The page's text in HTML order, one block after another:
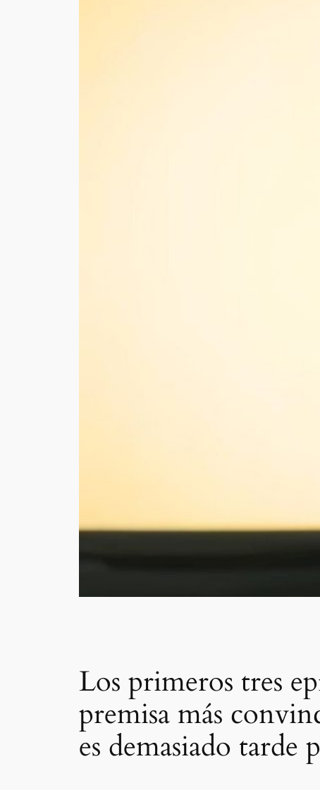
Los primeros tres
premisa más
es demasiado tarde